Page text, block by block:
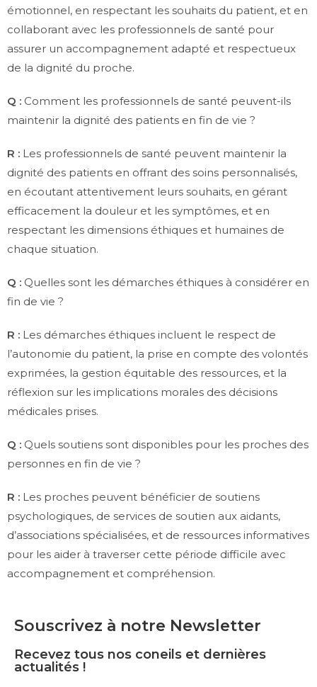
émotionnel, en respectant les souhaits du patient, et en
collaborant avec les professionnels de santé pour
assurer un accompagnement adapté et respectueux
de la dignité du proche.
Q : Comment les professionnels de santé peuvent-ils
maintenir la dignité des patients en fin de vie ?
R : Les professionnels de santé peuvent maintenir la
dignité des patients en offrant des soins personnalisés,
en écoutant attentivement leurs souhaits, en gérant
efficacement la douleur et les symptômes, et en
respectant les dimensions éthiques et humaines de
chaque situation.
Q : Quelles sont les démarches éthiques à considérer en
fin de vie ?
R : Les démarches éthiques incluent le respect de
l’autonomie du patient, la prise en compte des volontés
exprimées, la gestion équitable des ressources, et la
réflexion sur les implications morales des décisions
médicales prises.
Q : Quels soutiens sont disponibles pour les proches des
personnes en fin de vie ?
R : Les proches peuvent bénéficier de soutiens
psychologiques, de services de soutien aux aidants,
d’associations spécialisées, et de ressources informatives
pour les aider à traverser cette période difficile avec
accompagnement et compréhension.
Souscrivez à notre Newsletter
Recevez tous nos coneils et dernières
actualités !